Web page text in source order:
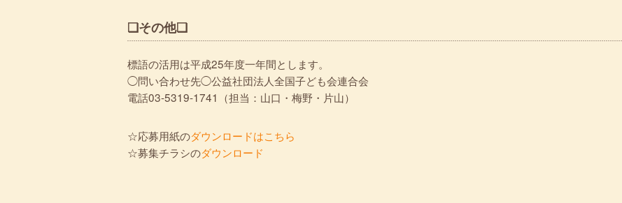
❏その他❏
標語の活用は平成25年度一年間とします。
◯問い合わせ先◯公益社団法人全国子ども会連合会
電話03-5319-1741（担当：山口・梅野・片山）
☆応募用紙のダウンロードはこちら
☆募集チラシのダウンロード